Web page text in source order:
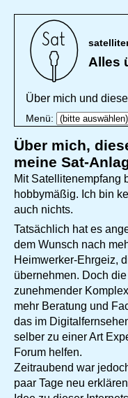
Alles
Über mich und
Menü:
Über mich,
meine Sat-
Mit Satellitenempfang
hobbymäßig. Ich bin
auch nichts.
Tatsächlich hat es
dem Wunsch nach
Heimwerker-Ehrgeiz,
übernehmen. Doch
zunehmender
mehr Beratung und
das im
selber zu einer Art
Forum helfen.
Zeitraubend war
paar Tage neu